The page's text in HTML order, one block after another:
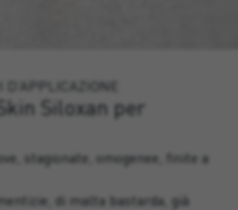
D’APPLICAZIONE
Siloxan per
stagionate, omogenee, finite a
di malta bastarda, già